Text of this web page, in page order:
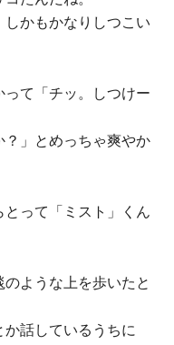
かもかなりしつこい
って「チッ。しつけー
」とめっちゃ爽やか
って「ミスト」くん
ような上を歩いたと
話しているうちに